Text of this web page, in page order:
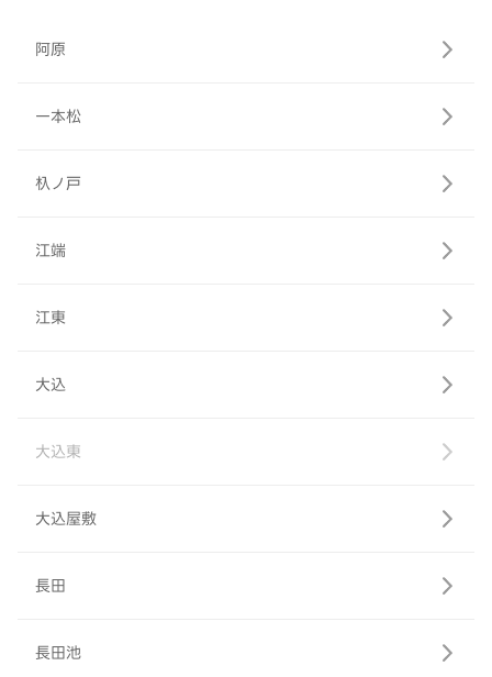
阿原
一本松
杁ノ戸
江端
江東
大込
大込東
大込屋敷
長田
長田池